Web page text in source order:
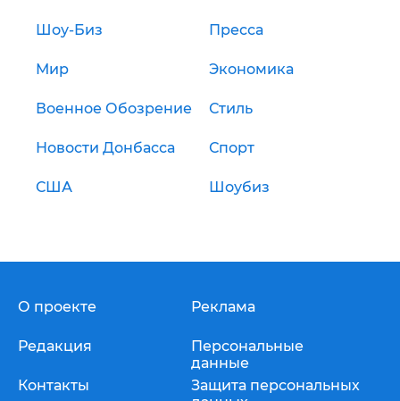
Шоу-Биз Пресса
Мир Экономика
Военное Обозрение Стиль
Новости Донбасса Спорт
США Шоубиз
О проекте
Редакция
Контакты
Реклама
Персональные
данные
Защита персональных